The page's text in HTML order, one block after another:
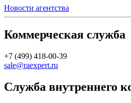
Новости агентства
Коммерческая служба
+7 (499) 418-00-39
sale@raexpert.ru
Служба внутреннего